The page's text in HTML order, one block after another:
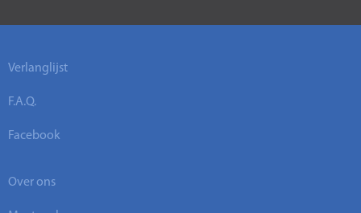
Verlanglijst
F.A.Q.
Facebook
Over ons